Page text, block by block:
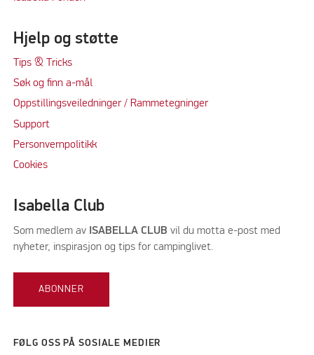
Hjelp og støtte
Tips & Tricks
Søk og finn a-mål
Oppstillingsveiledninger / Rammetegninger
Support
Personvernpolitikk
Cookies
Isabella Club
Som medlem avISABELLA CLUB vil du motta e-post med
nyheter, inspirasjon og tips for campinglivet.
ABONNER
FØLG OSS PÅ SOSIALE MEDIER